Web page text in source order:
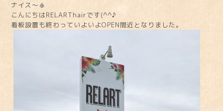
ナイス～🥌
こんにちはRELARThairです(^^♪
看板設置も終わっていよいよOPEN間近となりました。